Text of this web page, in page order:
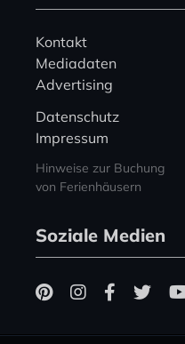
Kontakt
Mediadaten
Advertising
Datenschutz
Impressum
Hinweise zur Buchung
von Ferienhäusern
Soziale Medien